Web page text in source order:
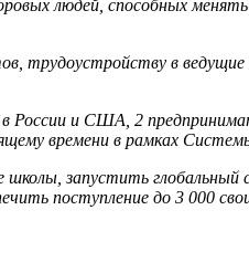
людей, способных
в ведущие
и США, 2
времени в рамках
запустить глобальный
поступление до 3 000